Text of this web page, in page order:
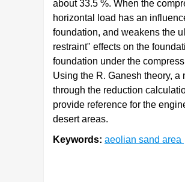
about 33.5 %. When the
horizontal load has an
foundation, and weakens the
restraint" effects on the
foundation under the
Using the R. Ganesh theory,
through the reduction
provide reference for the
desert areas.
Keywords: aeolian sand area